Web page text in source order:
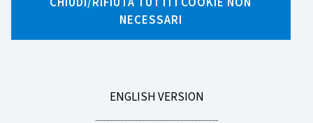
NECESSARI
GO
ENGLISH VERSION